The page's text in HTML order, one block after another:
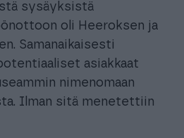
sysäyksistä
oli Heeroksen ja
Samanaikaisesti
asiakkaat
nimenomaan
Ilman sitä menetettiin